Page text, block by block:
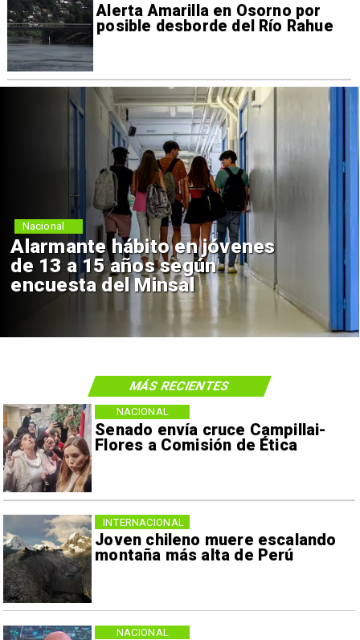
Alerta Amarilla en Osorno por
posible desborde del Río Rahue
Alarmante hábito en jóvenes
de 13 a 15 años según
encuesta del Minsal
Nacional
Senado envía cruce Campillai-
Flores a Comisión de Ética
NACIONAL
Joven chileno muere escalando
montaña más alta de Perú
INTERNACIONAL
NACIONAL
MÁS RECIENTES